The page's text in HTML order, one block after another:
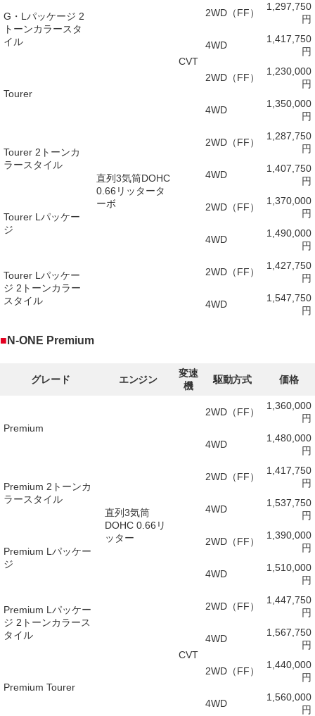
CVT
G・Lパッケージ 2
トーンカラースタ
イル
2WD（FF）
1,297,750
円
4WD
1,417,750
円
Tourer
直列3気筒DOHC
0.66リッタータ
ーボ
2WD（FF）
1,230,000
円
4WD
1,350,000
円
Tourer 2トーンカ
ラースタイル
2WD（FF）
1,287,750
円
4WD
1,407,750
円
Tourer Lパッケー
ジ
2WD（FF）
1,370,000
円
4WD
1,490,000
円
Tourer Lパッケー
ジ 2トーンカラー
スタイル
2WD（FF）
1,427,750
円
4WD
1,547,750
円
■ N-ONE Premium
グレード エンジン
変速
機
駆動方式 価格
Premium
直列3気筒
DOHC 0.66リ
ッター
CVT
2WD（FF）
1,360,000
円
4WD
1,480,000
円
Premium 2トーンカ
ラースタイル
2WD（FF）
1,417,750
円
4WD
1,537,750
円
Premium Lパッケー
ジ
2WD（FF）
1,390,000
円
4WD
1,510,000
円
Premium Lパッケー
ジ 2トーンカラース
タイル
2WD（FF）
1,447,750
円
4WD
1,567,750
円
Premium Tourer
2WD（FF）
1,440,000
円
4WD
1,560,000
円